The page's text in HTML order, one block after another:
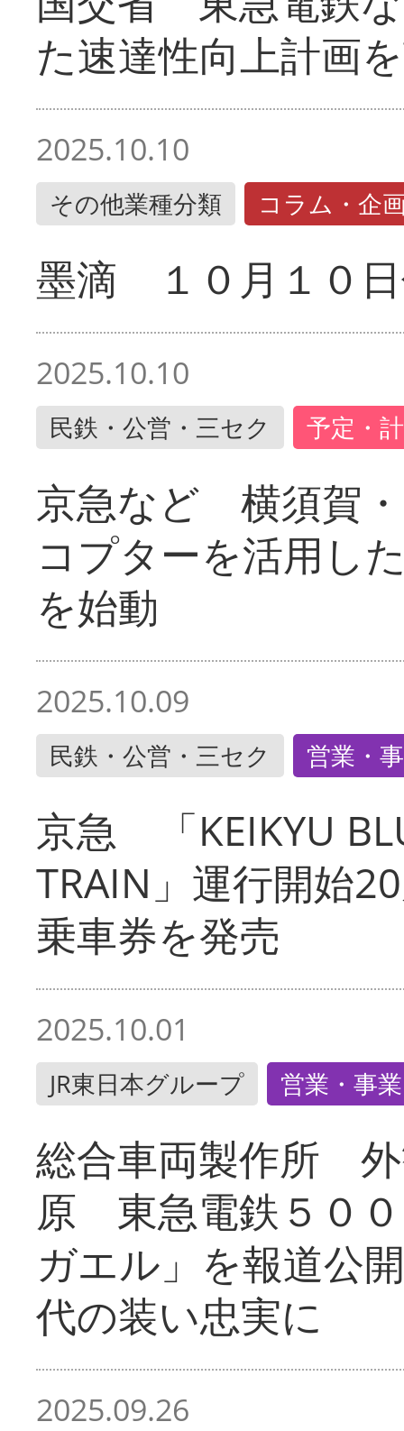
た速達性向上計画
2025.10.10
その他業種分類 コラム・企
墨滴 １０月１０
2025.10.10
民鉄・公営・三セク 予定・
京急など 横須賀
コプターを活用し
を始動
2025.10.09
民鉄・公営・三セク 営業・
京急 「KEIKYU
TRAIN」運行開始
乗車券を発売
2025.10.01
JR東日本グループ 営業・事
総合車両製作所
原 東急電鉄５０
ガエル」を報道公
代の装い忠実に
2025.09.26